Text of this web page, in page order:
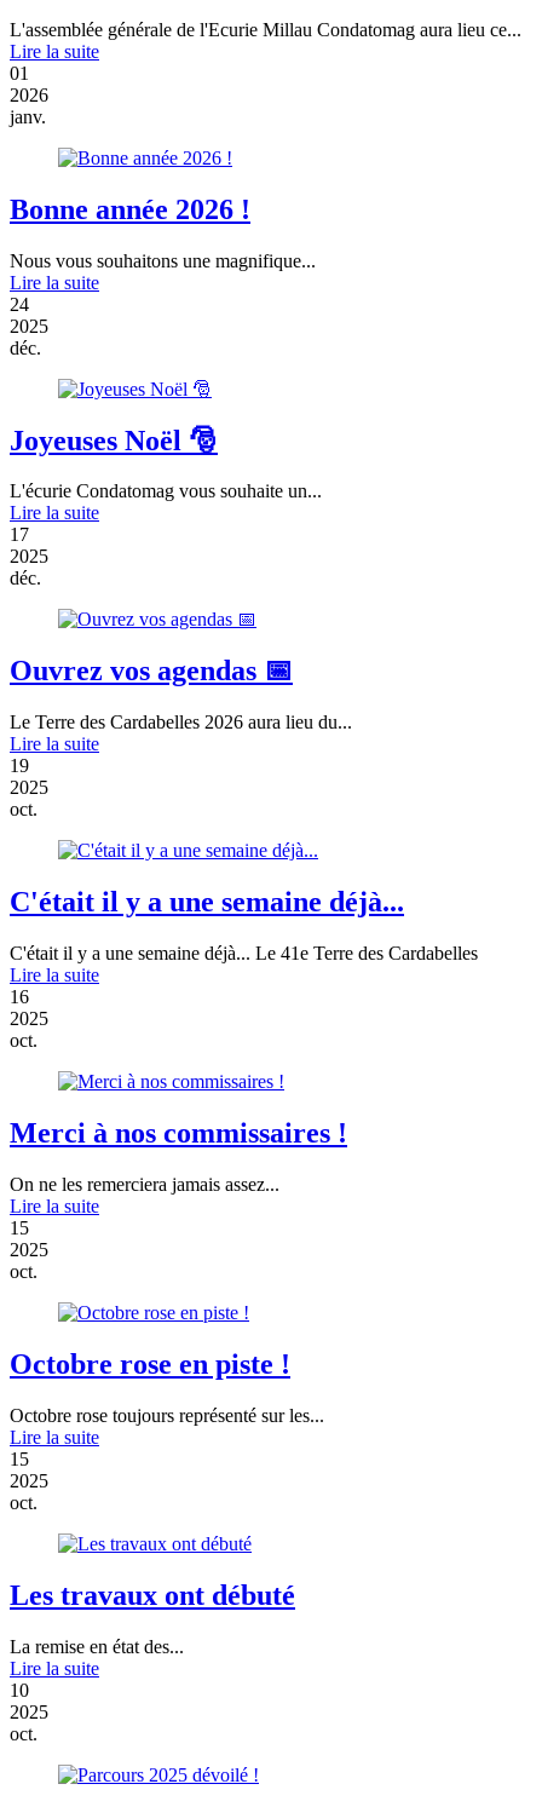
L'assemblée générale de l'Ecurie Millau Condatomag aura lieu ce...
Lire la suite
01
2026
janv.
Bonne année 2026 !
Nous vous souhaitons une magnifique...
Lire la suite
24
2025
déc.
Joyeuses Noël 🎅
L'écurie Condatomag vous souhaite un...
Lire la suite
17
2025
déc.
Ouvrez vos agendas 📅
Le Terre des Cardabelles 2026 aura lieu du...
Lire la suite
19
2025
oct.
C'était il y a une semaine déjà...
C'était il y a une semaine déjà... Le 41e Terre des Cardabelles
Lire la suite
16
2025
oct.
Merci à nos commissaires !
On ne les remerciera jamais assez...
Lire la suite
15
2025
oct.
Octobre rose en piste !
Octobre rose toujours représenté sur les...
Lire la suite
15
2025
oct.
Les travaux ont débuté
La remise en état des...
Lire la suite
10
2025
oct.